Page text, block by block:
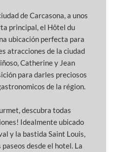
de Carcasona, a unos
principal, el Hôtel du
ubicación perfecta para
atracciones de la ciudad
Catherine y Jean
para darles preciosos
de la région.
descubra todas
Idealmente ubicado
y la bastida Saint Louis,
desde el hotel. La